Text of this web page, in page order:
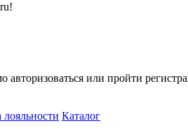
авторизоваться или пройти
Каталог